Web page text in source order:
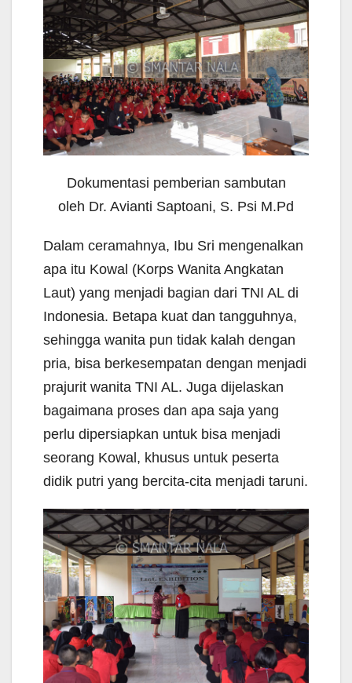
Dokumentasi pemberian sambutan
oleh Dr. Avianti Saptoani, S. Psi M.Pd
Dalam ceramahnya, Ibu Sri mengenalkan
apa itu Kowal (Korps Wanita Angkatan
Laut) yang menjadi bagian dari TNI AL di
Indonesia. Betapa kuat dan tangguhnya,
sehingga wanita pun tidak kalah dengan
pria, bisa berkesempatan dengan menjadi
prajurit wanita TNI AL. Juga dijelaskan
bagaimana proses dan apa saja yang
perlu dipersiapkan untuk bisa menjadi
seorang Kowal, khusus untuk peserta
didik putri yang bercita-cita menjadi taruni.